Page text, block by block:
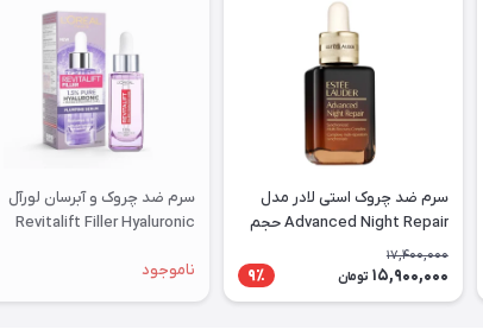
سرم ضد چروک استی لادر مدل
Advanced Night Repair حجم
17,400,000
15,900,000 تومان 9٪
سرم ضد چروک و آبرسان لورآل
Revitalift Filler Hyaluronic
ناموجود